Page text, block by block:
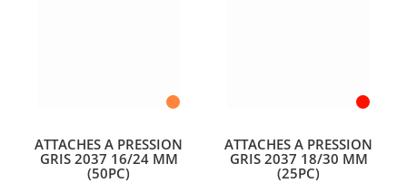
ATTACHES A PRESSION
GRIS 2037 16/24 MM
(50PC)
ATTACHES A PRESSION
GRIS 2037 18/30 MM
(25PC)